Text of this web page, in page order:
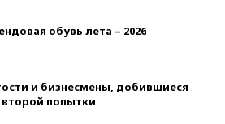
обувь лета – 2026
и бизнесмены, добившиеся
второй попытки